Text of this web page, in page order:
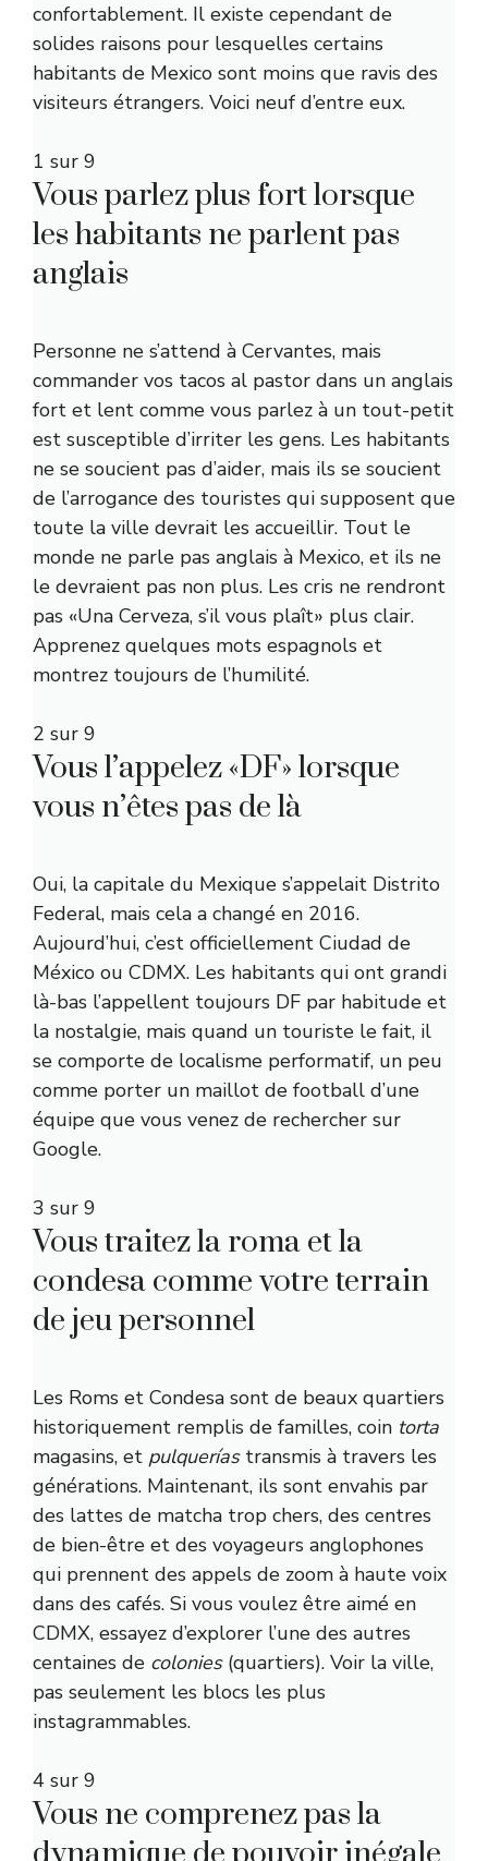
confortablement. Il existe cependant de
solides raisons pour lesquelles certains
habitants de Mexico sont moins que ravis des
visiteurs étrangers. Voici neuf d’entre eux.
1 sur 9
Vous parlez plus fort lorsque
les habitants ne parlent pas
anglais
Personne ne s’attend à Cervantes, mais
commander vos tacos al pastor dans un anglais
fort et lent comme vous parlez à un tout-petit
est susceptible d’irriter les gens. Les habitants
ne se soucient pas d’aider, mais ils se soucient
de l’arrogance des touristes qui supposent que
toute la ville devrait les accueillir. Tout le
monde ne parle pas anglais à Mexico, et ils ne
le devraient pas non plus. Les cris ne rendront
pas «Una Cerveza, s’il vous plaît» plus clair.
Apprenez quelques mots espagnols et
montrez toujours de l’humilité.
2 sur 9
Vous l’appelez «DF» lorsque
vous n’êtes pas de là
Oui, la capitale du Mexique s’appelait Distrito
Federal, mais cela a changé en 2016.
Aujourd’hui, c’est officiellement Ciudad de
México ou CDMX. Les habitants qui ont grandi
là-bas l’appellent toujours DF par habitude et
la nostalgie, mais quand un touriste le fait, il
se comporte de localisme performatif, un peu
comme porter un maillot de football d’une
équipe que vous venez de rechercher sur
Google.
3 sur 9
Vous traitez la roma et la
condesa comme votre terrain
de jeu personnel
Les Roms et Condesa sont de beaux quartiers
historiquement remplis de familles, coin torta
magasins, et pulqueríastransmis à travers les
générations. Maintenant, ils sont envahis par
des lattes de matcha trop chers, des centres
de bien-être et des voyageurs anglophones
qui prennent des appels de zoom à haute voix
dans des cafés. Si vous voulez être aimé en
CDMX, essayez d’explorer l’une des autres
centaines de colonies (quartiers). Voir la ville,
pas seulement les blocs les plus
instagrammables.
4 sur 9
Vous ne comprenez pas la